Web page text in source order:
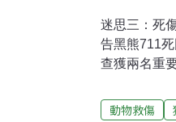
迷思三：死
告黑熊711
查獲兩名重
黑熊涉及槍
動物救傷